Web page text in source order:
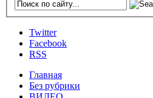
Twitter
Facebook
RSS
Главная
Без рубрики